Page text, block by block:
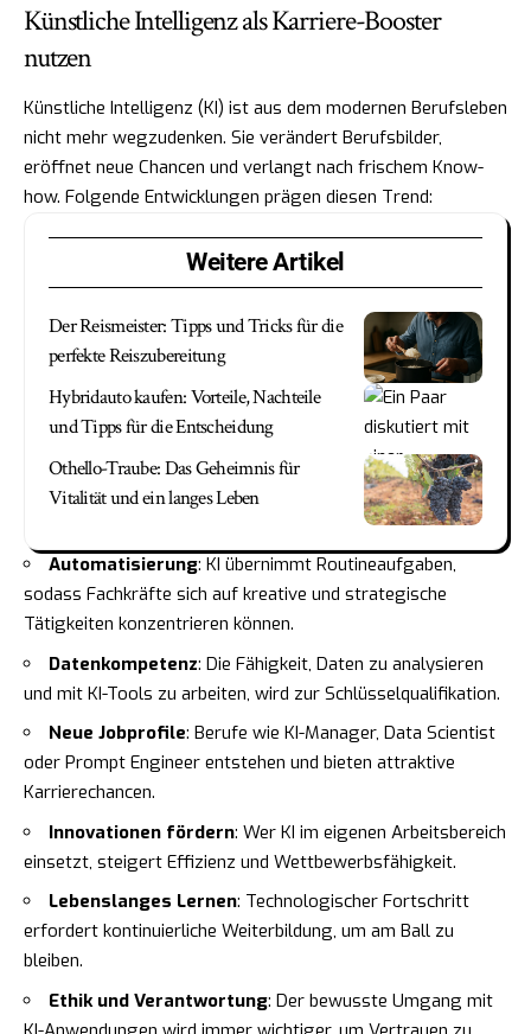
Künstliche Intelligenz als Karriere-Booster
nutzen
Künstliche Intelligenz (KI) ist aus dem modernen Berufsleben
nicht mehr wegzudenken. Sie verändert Berufsbilder,
eröffnet neue Chancen und verlangt nach frischem Know-
how. Folgende Entwicklungen prägen diesen Trend:
Weitere Artikel
Der Reismeister: Tipps und Tricks für die
perfekte Reiszubereitung
Hybridauto kaufen: Vorteile, Nachteile
und Tipps für die Entscheidung
Othello-Traube: Das Geheimnis für
Vitalität und ein langes Leben
Automatisierung: KI übernimmt Routineaufgaben,
sodass Fachkräfte sich auf kreative und strategische
Tätigkeiten konzentrieren können.
Datenkompetenz: Die Fähigkeit, Daten zu analysieren
und mit KI-Tools zu arbeiten, wird zur Schlüsselqualifikation.
Neue Jobprofile: Berufe wie KI-Manager, Data Scientist
oder Prompt Engineer entstehen und bieten attraktive
Karrierechancen.
Innovationen fördern: Wer KI im eigenen Arbeitsbereich
einsetzt, steigert Effizienz und Wettbewerbsfähigkeit.
Lebenslanges Lernen: Technologischer Fortschritt
erfordert kontinuierliche Weiterbildung, um am Ball zu
bleiben.
Ethik und Verantwortung: Der bewusste Umgang mit